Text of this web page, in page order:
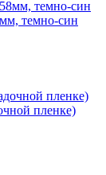
темно-син
пленке)